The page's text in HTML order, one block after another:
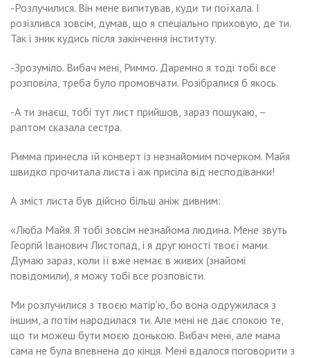
-Розлучилися. Він мене випитував, куди ти поїхала. І
розізлився зовсім, думав, що я спеціально приховую, де ти.
Так і зник кудись після закінчення інституту.
-Зрозуміло. Вибач мені, Риммо. Даремно я тоді тобі все
розповіла, треба було промовчати. Розібралися б якось.
-А ти знаєш, тобі тут лист прийшов, зараз пошукаю, –
раптом сказала сестра.
Римма принесла їй конверт із незнайомим почерком. Майя
швидко прочитала листа і аж присіла від несподіванки!
А зміст листа був дійсно більш аніж дивним:
«Люба Майя. Я тобі зовсім незнайома людина. Мене звуть
Георгій Іванович Листопад, і я друг юності твоєї мами.
Думаю зараз, коли її вже немає в живих (знайомі
повідомили), я можу тобі все розповісти.
Ми розлучилися з твоєю матір’ю, бо вона одружилася з
іншим, а потім народилася ти. Але мені не дає спокою те,
що ти можеш бути моєю донькою. Вибач мені, але мама
сама не була впевнена до кінця. Мені вдалося поговорити з